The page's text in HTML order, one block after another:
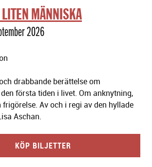
MÄNNISKA
2026
drabbande berättelse om
första tiden i livet. Om anknytning,
frigörelse. Av och i regi av den hyllade
Aschan.
KÖP BILJETTER